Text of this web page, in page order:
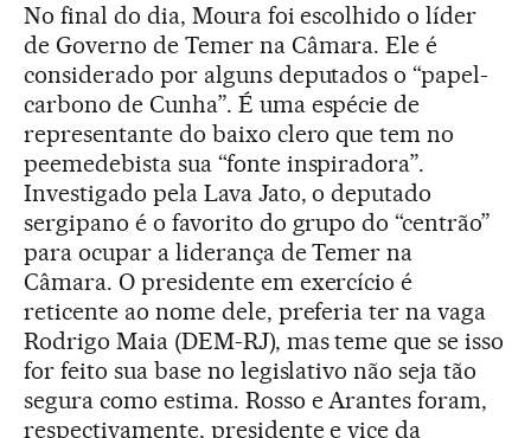
No final do dia, Moura foi escolhido o líder
de Governo de Temer na Câmara. Ele é
considerado por alguns deputados o “papel-
carbono de Cunha”. É uma espécie de
representante do baixo clero que tem no
peemedebista sua “fonte inspiradora”.
Investigado pela Lava Jato, o deputado
sergipano é o favorito do grupo do “centrão”
para ocupar a liderança de Temer na
Câmara. O presidente em exercício é
reticente ao nome dele, preferia ter na vaga
Rodrigo Maia (DEM-RJ), mas teme que se isso
for feito sua base no legislativo não seja tão
segura como estima. Rosso e Arantes foram,
respectivamente, presidente e vice da